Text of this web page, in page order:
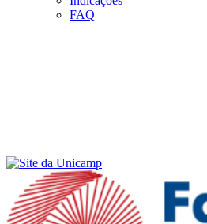
FAQ